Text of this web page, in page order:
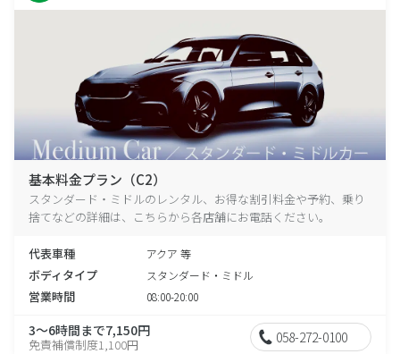
基本料金プラン（C2）
スタンダード・ミドルのレンタル、お得な割引料金や予約、乗り
捨てなどの詳細は、こちらから各店舗にお電話ください。
代表車種 アクア 等
ボディタイプ スタンダード・ミドル
営業時間 08:00-20:00
3～6時間まで7,150円
免責補償制度1,100円 058-272-0100